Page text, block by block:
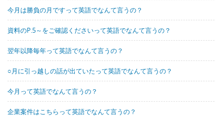
今月は勝負の月ですって英語でなんて言うの？
資料のP.5～をご確認くださいって英語でなんて言うの？
翌年以降毎年って英語でなんて言うの？
○月に引っ越しの話が出ていたって英語でなんて言うの？
今月って英語でなんて言うの？
企業案件はこちらって英語でなんて言うの？